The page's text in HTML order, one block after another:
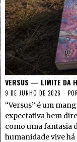
VERSUS — LIMITE DA
9 DE JUNHO DE 2026 POR
“Versus” é um
expectativa bem
como uma fantasia
humanidade vive